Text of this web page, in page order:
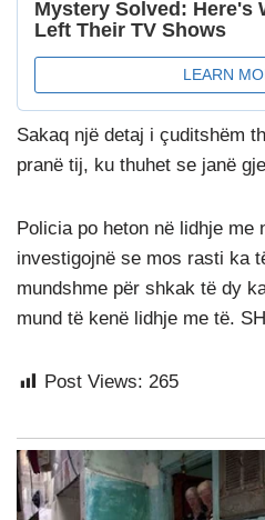
Sakaq një detaj i çuditshëm
pranë tij, ku thuhet se janë
Policia po heton në lidhje me
investigojnë se mos rasti ka
mundshme për shkak të dy
mund të kenë lidhje me të. SHI
Post Views: 265